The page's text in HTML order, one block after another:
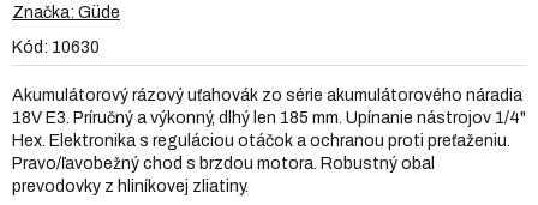
Kód: 10630
Akumulátorový rázový uťahovák zo série akumulátorového náradia
18V E3. Príručný a výkonný, dlhý len 185 mm. Upínanie nástrojov 1/4"
Hex. Elektronika s reguláciou otáčok a ochranou proti preťaženiu.
Pravo/ľavobežný chod s brzdou motora. Robustný obal
prevodovky z hliníkovej zliatiny.
produktu
0,0
5
hviezdičiek.
Značka: Güde